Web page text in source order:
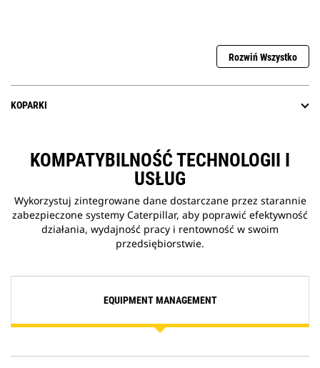
Rozwiń Wszystko
KOPARKI
KOMPATYBILNOŚĆ TECHNOLOGII I
USŁUG
Wykorzystuj zintegrowane dane dostarczane przez starannie
zabezpieczone systemy Caterpillar, aby poprawić efektywność
działania, wydajność pracy i rentowność w swoim
przedsiębiorstwie.
EQUIPMENT MANAGEMENT